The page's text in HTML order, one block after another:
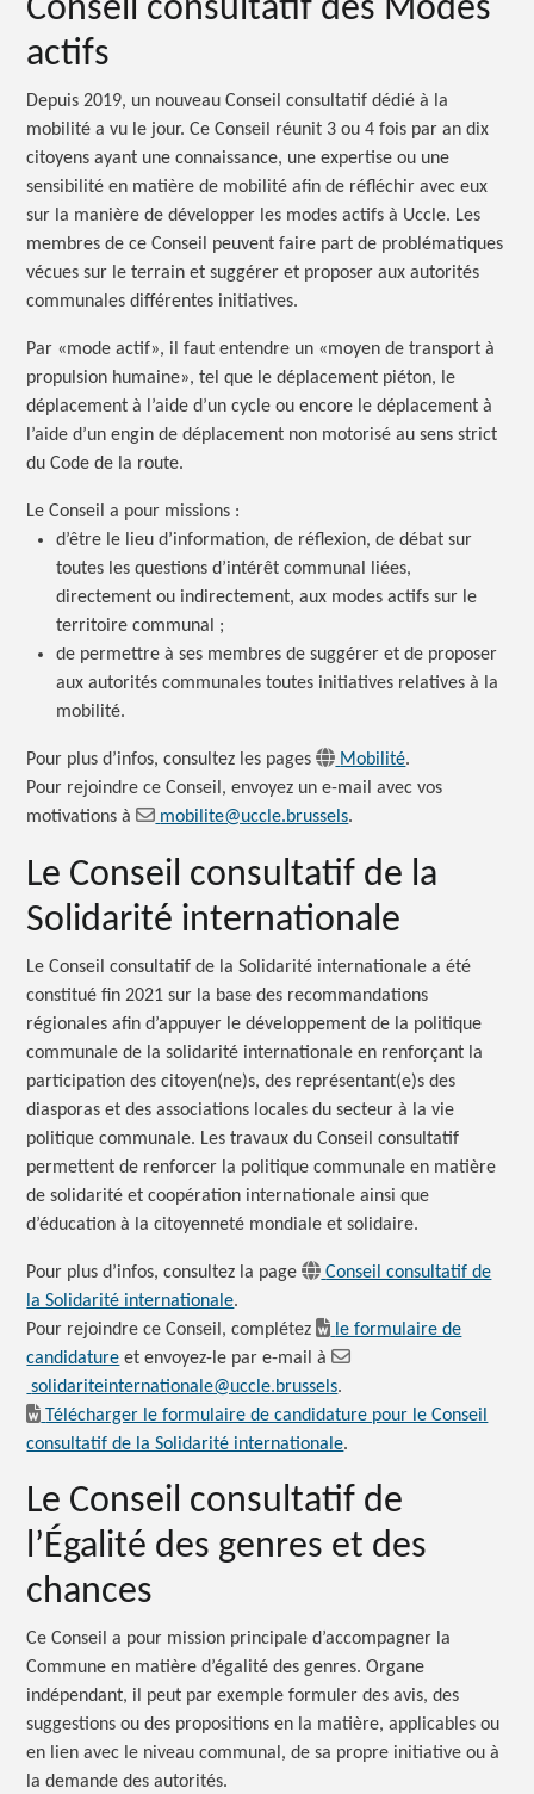
Conseil consultatif des Modes
actifs
Depuis 2019, un nouveau Conseil consultatif dédié à la
mobilité a vu le jour. Ce Conseil réunit 3 ou 4 fois par an dix
citoyens ayant une connaissance, une expertise ou une
sensibilité en matière de mobilité afin de réfléchir avec eux
sur la manière de développer les modes actifs à Uccle. Les
membres de ce Conseil peuvent faire part de problématiques
vécues sur le terrain et suggérer et proposer aux autorités
communales différentes initiatives.
Par «mode actif», il faut entendre un «moyen de transport à
propulsion humaine», tel que le déplacement piéton, le
déplacement à l’aide d’un cycle ou encore le déplacement à
l’aide d’un engin de déplacement non motorisé au sens strict
du Code de la route.
Le Conseil a pour missions :
d’être le lieu d’information, de réflexion, de débat sur
toutes les questions d’intérêt communal liées,
directement ou indirectement, aux modes actifs sur le
territoirecommunal ;
de permettre à ses membres de suggérer et de proposer
aux autorités communales toutes initiatives relatives à la
mobilité.
Pour plus d’infos, consultez les pages Mobilité.
Pour rejoindre ce Conseil, envoyez un e-mail avec vos
motivations à
mobilite@uccle.brussels.
Le Conseil consultatif de la
Solidarité internationale
Le Conseil consultatif de la Solidarité internationale a été
constitué fin 2021 sur la base des recommandations
régionales afin d’appuyer le développement de la politique
communale de la solidarité internationale en renforçant la
participation des citoyen(ne)s, des représentant(e)s des
diasporas et des associations locales du secteur à la vie
politique communale. Les travaux du Conseil consultatif
permettent de renforcer la politique communale en matière
de solidarité et coopération internationale ainsi que
d’éducation à la citoyenneté mondiale et solidaire.
Pour plus d’infos, consultez la page
Conseil consultatif de
la Solidarité internationale.
Pour rejoindre ce Conseil, complétez
le formulaire de
candidature et envoyez-le par e-mail à
solidariteinternationale@uccle.brussels.
Télécharger le formulaire de candidature pour le Conseil
consultatif de la Solidarité internationale.
Le Conseil consultatif de
l’Égalité des genres et des
chances
Ce Conseil a pour mission principale d’accompagner la
Commune en matière d’égalité des genres. Organe
indépendant, il peut par exemple formuler des avis, des
suggestions ou des propositions en la matière, applicables ou
en lien avec le niveau communal, de sa propre initiative ou à
la demande des autorités.